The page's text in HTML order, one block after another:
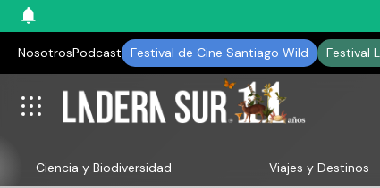
NosotrosPodcast Festival de Cine Santiago Wild Festival
Ciencia y Biodiversidad Viajes y Destinos